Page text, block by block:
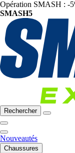
Opération SMASH : -
SMASH5
Rechercher
Nouveautés
Chaussures